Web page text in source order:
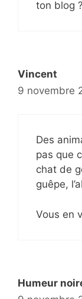
ton blog ?
Vincent
9 novembre
Des
pas que
chat de
guêpe,
Vous en
Humeur